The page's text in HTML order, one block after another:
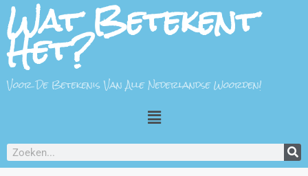
Wat Betekent
Het?
Voor De Betekenis Van Alle Nederlandse Woorden!